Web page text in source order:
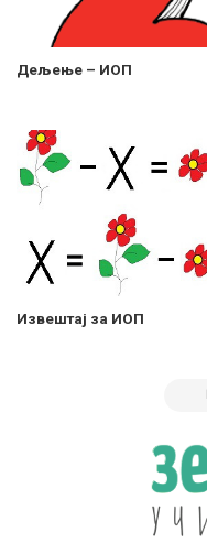
Дељење – ИОП
Извештај за ИОП